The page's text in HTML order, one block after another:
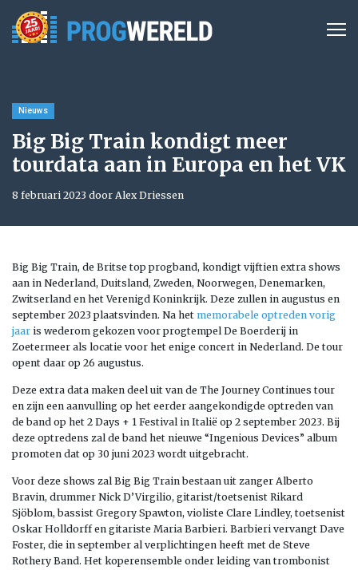
Nieuws
Big Big Train kondigt meer
tourdata aan in Europa en het VK
8 februari 2023 door Alex Driessen
Big Big Train, de Britse top progband, kondigt vijftien extra shows
aan in Nederland, Duitsland, Zweden, Noorwegen, Denemarken,
Zwitserland en het Verenigd Koninkrijk. Deze zullen in augustus en
september 2023 plaatsvinden. Na het memorabele optreden vorig
jaar is wederom gekozen voor progtempel De Boerderij in
Zoetermeer als locatie voor het enige concert in Nederland. De tour
opent daar op 26 augustus.
Deze extra data maken deel uit van de The Journey Continues tour
en zijn een aanvulling op het eerder aangekondigde optreden van
de band op het 2 Days + 1 Festival in Italië op 2 september 2023. Bij
deze optredens zal de band het nieuwe “Ingenious Devices” album
promoten dat op 30 juni 2023 wordt uitgebracht.
Voor deze shows zal Big Big Train bestaan uit zanger Alberto
Bravin, drummer Nick D’Virgilio, gitarist/toetsenist Rikard
Sjöblom, bassist Gregory Spawton, violiste Clare Lindley, toetsenist
Oskar Holldorff en gitariste Maria Barbieri. Barbieri vervangt Dave
Foster, die in september al verplichtingen heeft met de Steve
Rothery Band. Het koperensemble onder leiding van trombonist